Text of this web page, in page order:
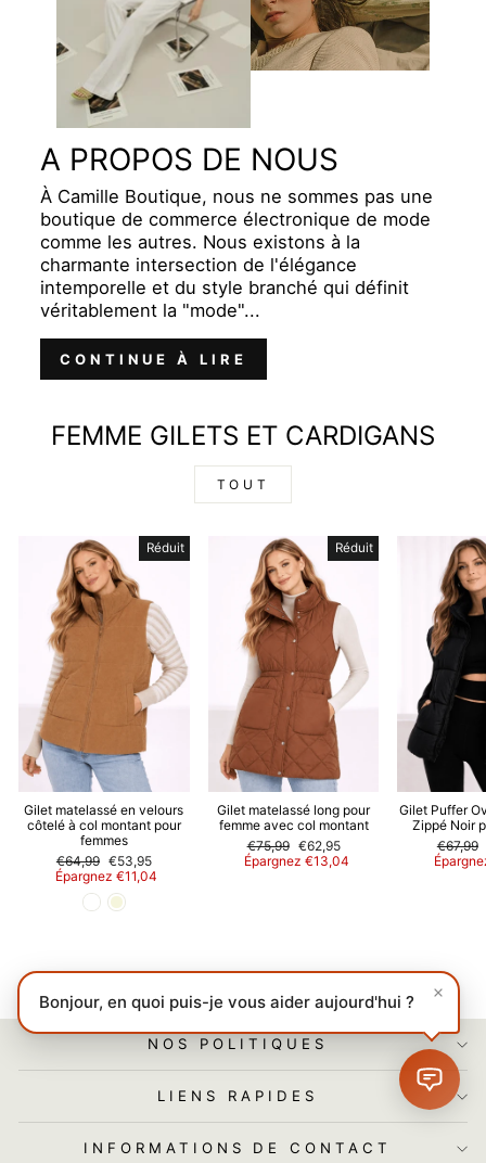
A PROPOS DE NOUS
À Camille Boutique, nous ne sommes pas une
boutique de commerce électronique de mode
comme les autres. Nous existons à la
charmante intersection de l'élégance
intemporelle et du style branché qui définit
véritablement la "mode"...
CONTINUE À LIRE
FEMME GILETS ET CARDIGANS
TOUT
Réduit
Gilet matelassé en velours
côtelé à col montant pour
femmes
Prix
régulier
€64,99 Prix
réduit
€53,95
Épargnez €11,04
Réduit
Gilet matelassé long pour
femme avec col montant
Prix
régulier
€75,99 Prix
réduit
€62,95
Épargnez €13,04
Gilet Puffer
Zippé Noir
Prix
régulier
€67,99
NOS POLITIQUES
LIENS RAPIDES
INFORMATIONS DE CONTACT
Bonjour, en quoi puis-je vous aider aujourd'hui ?